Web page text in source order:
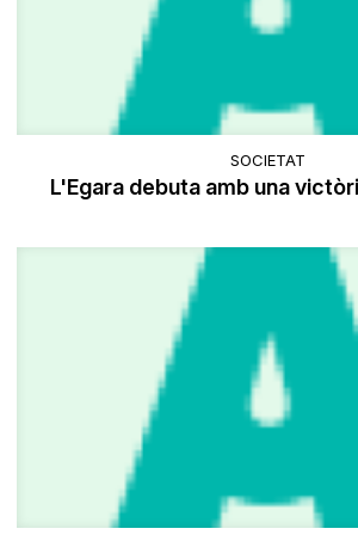
SOCIETAT
L'Egara debuta amb una